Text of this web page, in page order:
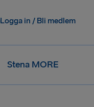
Logga in / Bli medlem
Stena MORE